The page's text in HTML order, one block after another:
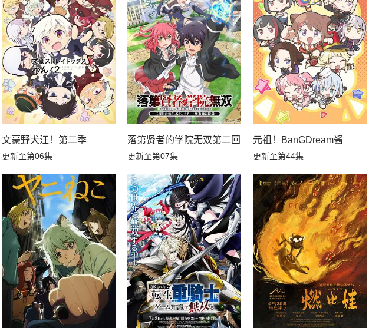
文豪野犬汪！第二季
更新至第06集
落第贤者的学院无双第二回转生，S等级作弊魔术师冒险记
更新至第07集
元祖！BanGDream酱
更新至第44集